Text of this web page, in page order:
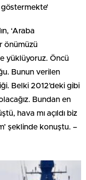
göstermekte’
‘Araba
önümüzü
yüklüyoruz. Öncü
Bunun verilen
Belki 2012’deki gibi
Bundan en
hava mı açıldı biz
şeklinde konuştu. –